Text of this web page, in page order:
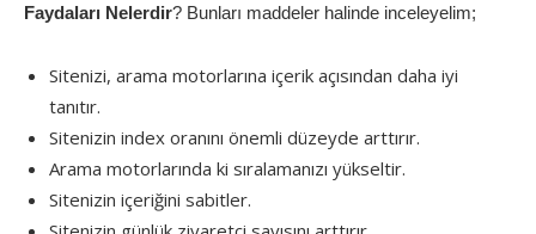
Faydaları Nelerdir? Bunları maddeler halinde inceleyelim;
Sitenizi, arama motorlarına içerik açısından daha iyi
tanıtır.
Sitenizin index oranını önemli düzeyde arttırır.
Arama motorlarında ki sıralamanızı yükseltir.
Sitenizin içeriğini sabitler.